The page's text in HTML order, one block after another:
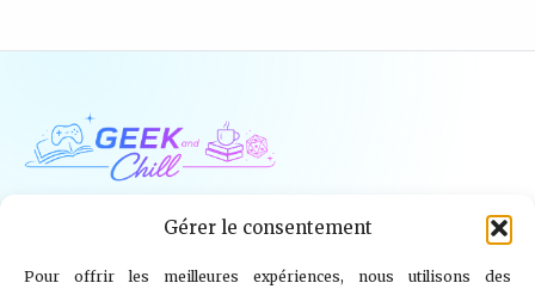
Gérer le consentement
Pour offrir les meilleures expériences, nous utilisons des